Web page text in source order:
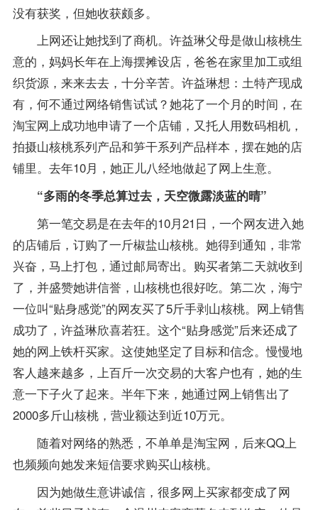
没有获奖，但她收获颇多。
上网还让她找到了商机。许益琳父母是做山核桃生
意的，妈妈长年在上海摆摊设店，爸爸在家里加工或组
织货源，来来去去，十分辛苦。许益琳想：土特产现成
有，何不通过网络销售试试？她花了一个月的时间，在
淘宝网上成功地申请了一个店铺，又托人用数码相机，
拍摄山核桃系列产品和笋干系列产品样本，摆在她的店
铺里。去年10月，她正儿八经地做起了网上生意。
“多雨的冬季总算过去，天空微露淡蓝的晴”
第一笔交易是在去年的10月21日，一个网友进入她
的店铺后，订购了一斤椒盐山核桃。她得到通知，非常
兴奋，马上打包，通过邮局寄出。购买者第二天就收到
了，并盛赞她讲信誉，山核桃也很好吃。第二次，海宁
一位叫“贴身感觉”的网友买了5斤手剥山核桃。网上销售
成功了，许益琳欣喜若狂。这个“贴身感觉”后来还成了
她的网上铁杆买家。这使她坚定了目标和信念。慢慢地
客人越来越多，上百斤一次交易的大客户也有，她的生
意一下子火了起来。半年下来，她通过网上销售出了
2000多斤山核桃，营业额达到近10万元。
随着对网络的熟悉，不单单是淘宝网，后来QQ上
也频频向她发来短信要求购买山核桃。
因为她做生意讲诚信，很多网上买家都变成了网